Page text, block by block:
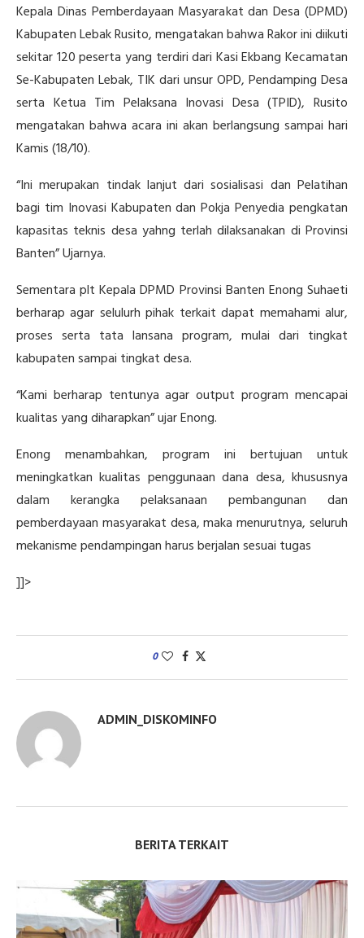
Kepala Dinas Pemberdayaan Masyarakat dan Desa (DPMD)
Kabupaten Lebak Rusito, mengatakan bahwa Rakor ini diikuti
sekitar 120 peserta yang terdiri dari Kasi Ekbang Kecamatan
Se-Kabupaten Lebak, TIK dari unsur OPD, Pendamping Desa
serta Ketua Tim Pelaksana Inovasi Desa (TPID), Rusito
mengatakan bahwa acara ini akan berlangsung sampai hari
Kamis (18/10).
“Ini merupakan tindak lanjut dari sosialisasi dan Pelatihan
bagi tim Inovasi Kabupaten dan Pokja Penyedia pengkatan
kapasitas teknis desa yahng terlah dilaksanakan di Provinsi
Banten” Ujarnya.
Sementara plt Kepala DPMD Provinsi Banten Enong Suhaeti
berharap agar selulurh pihak terkait dapat memahami alur,
proses serta tata lansana program, mulai dari tingkat
kabupaten sampai tingkat desa.
“Kami berharap tentunya agar output program mencapai
kualitas yang diharapkan” ujar Enong.
Enong menambahkan, program ini bertujuan untuk
meningkatkan kualitas penggunaan dana desa, khususnya
dalam kerangka pelaksanaan pembangunan dan
pemberdayaan masyarakat desa, maka menurutnya, seluruh
mekanisme pendampingan harus berjalan sesuai tugas
]]>
0
ADMIN_DISKOMINFO
BERITA TERKAIT